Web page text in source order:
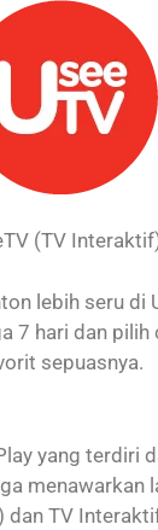
(TV
lebih seru di
7 hari dan pilih
sepuasnya.
yang terdiri
menawarkan
dan TV